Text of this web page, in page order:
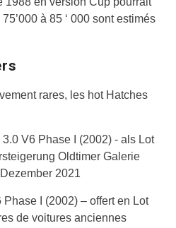
à 85 ‘ 000 sont estimés
rares, les hot Hatches
I (2002) – offert en Lot
de voitures anciennes